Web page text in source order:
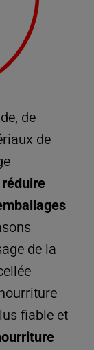
de
de
réduire
de la
fiable et